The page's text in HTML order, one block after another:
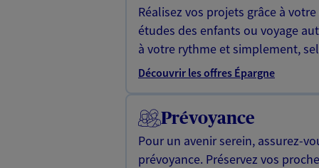
Réalisez vos projets grâce à
études des enfants ou voyage
à votre rythme et simplement,
Découvrir les offres Épargne
Prévoyance
Pour un avenir serein, assurez-
prévoyance. Préservez vos